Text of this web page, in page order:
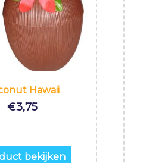
Hawaii
€3,75
bekijken